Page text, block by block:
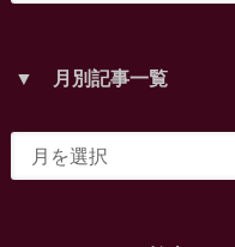
▼ 月別記事一覧